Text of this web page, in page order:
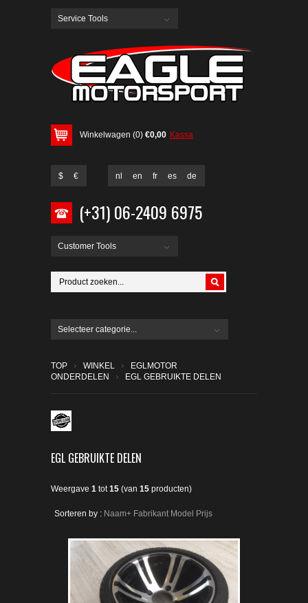
Service Tools
Winkelwagen (0) €0,00 Kassa
$ € nl en fr es de
(+31) 06-2409 6975
Customer Tools
Selecteer categorie...
TOP WINKEL
EGLMOTOR
ONDERDELEN
EGL GEBRUIKTE DELEN
EGL GEBRUIKTE DELEN
Weergave 1 tot15 (van 15 producten)
Sorteren by : Naam+ Fabrikant Model Prijs